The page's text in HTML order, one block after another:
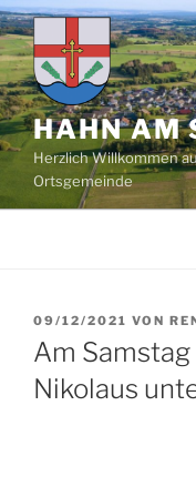
Zum
Inhalt
springen
HAHN AM
Herzlich Willkommen
Ortsgemeinde
VERÖFFENTLICHT
AM
09/12/2021 VON
Am
Nikolaus